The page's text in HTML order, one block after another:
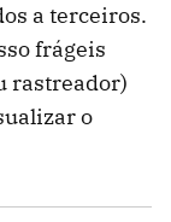
a terceiros.
frágeis
rastreador)
o